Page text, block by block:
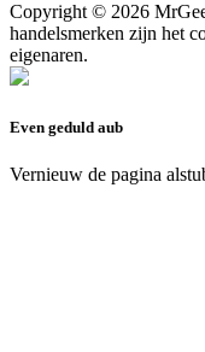
Copyright © 2026
handelsmerken zijn het
eigenaren.
Even geduld aub
Vernieuw de pagina